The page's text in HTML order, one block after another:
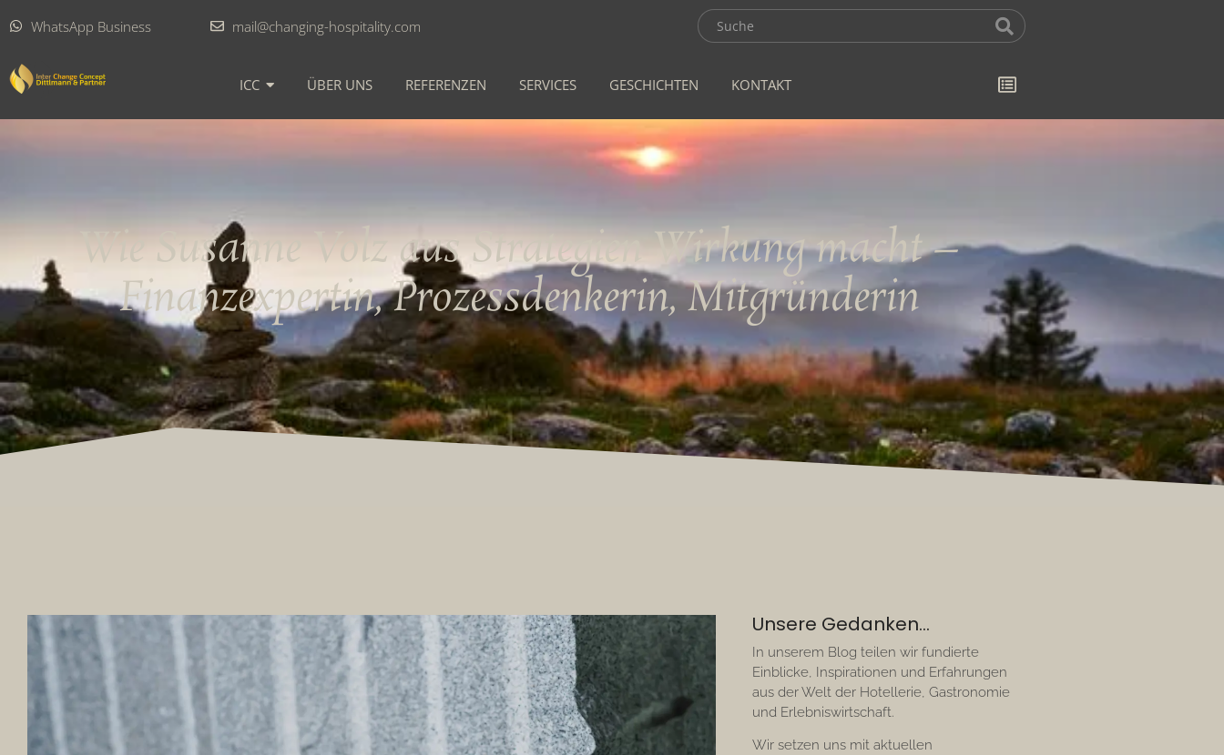
WhatsApp Business mail@changing-hospitality.com
ICC ÜBER UNS REFERENZEN SERVICES GESCHICHTEN KONTAKT
Wie Susanne Volz aus Strategien Wirkung macht –
Finanzexpertin, Prozessdenkerin, Mitgründerin
Unsere Gedanken...
In unserem Blog teilen wir fundierte
Einblicke, Inspirationen und Erfahrungen
aus der Welt der Hotellerie, Gastronomie
und Erlebniswirtschaft.
Wir setzen uns mit aktuellen